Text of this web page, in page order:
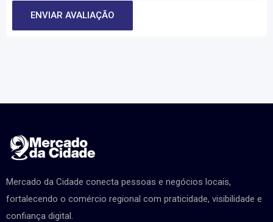
Mercado da Cidade conecta pessoas e negócios locais,
fortalecendo o comércio regional com praticidade, visibilidade e
confiança digital.